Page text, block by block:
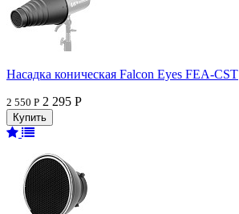
Насадка коническая Falcon Eyes FEA-CST
2 550 Р 2 295 Р